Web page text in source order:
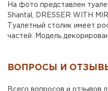
На фото представлен
Shantal, DRESSER WITH
Туалетный столик имеет
частей. Модель
ВОПРОСЫ И
Всего вопросов и отзывов